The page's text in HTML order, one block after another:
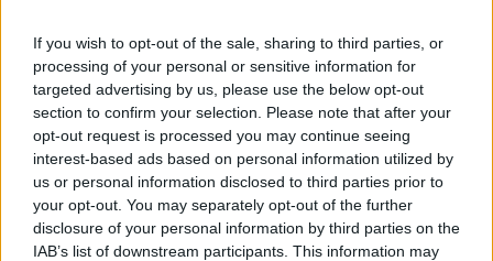
If you wish to opt-out of the sale, sharing to third parties, or
processing of your personal or sensitive information for
targeted advertising by us, please use the below opt-out
section to confirm your selection. Please note that after your
opt-out request is processed you may continue seeing
interest-based ads based on personal information utilized by
us or personal information disclosed to third parties prior to
your opt-out. You may separately opt-out of the further
disclosure of your personal information by third parties on the
IAB’s list of downstream participants. This information may
ναυποβάλει ηλεκτρονική αίτηση,
συνοδευόμενη από όλα τα απαραίτητα
δικαιολογητικά. Αν δεν πληρούνται οι
παραπάνω προϋποθέσεις (1 και 2), η
ενδιαφερόμενη δύναται να υποβάλει ειδικό
αίτημα, τεκμηριώνοντας την ανάγκη ένταξης
στο πρόγραμμα, το οποίο θα εξεταστεί από
τα αρμόδια όργανα της ΧΕΝ Ελλάδος.